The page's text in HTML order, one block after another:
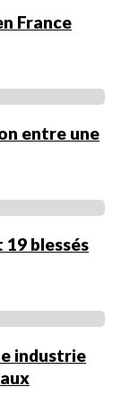
France
entre une
blessés
industrie